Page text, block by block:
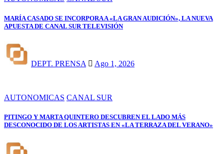
MARÍA CASADO SE INCORPORA A «LA GRAN AUDICIÓN», LA NUEVA
APUESTA DE CANAL SUR TELEVISIÓN
DEPT. PRENSA Ago 1, 2026
AUTONOMICAS CANAL SUR
PITINGO Y MARTA QUINTERO DESCUBREN EL LADO MÁS
DESCONOCIDO DE LOS ARTISTAS EN «LA TERRAZA DEL VERANO»